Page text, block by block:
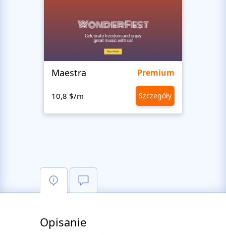
Maestra Premium
10,8 $/m Szczegóły
Opisanie